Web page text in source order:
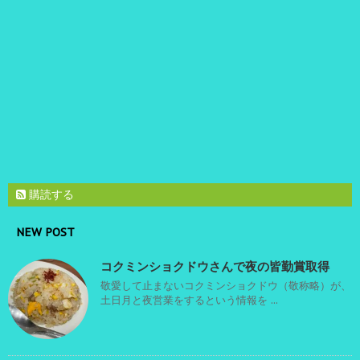
購読する
NEW POST
コクミンショクドウさんで夜の皆勤賞取得
敬愛して止まないコクミンショクドウ（敬称略）が、
土日月と夜営業をするという情報を ...